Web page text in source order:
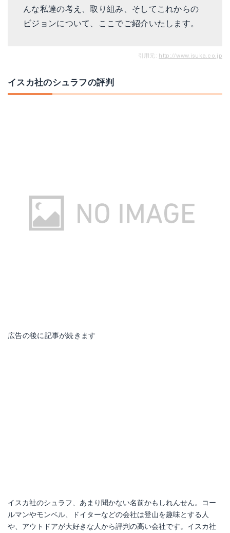
Yahoo!ショッピングで見る
Amazonで詳細を見る
んな私達の考え、取り組み、そしてこれからの
ビジョンについて、ここでご紹介いたします。
引用元: http://www.isuka.co.jp
イスカ社のシュラフの評判
広告の後に記事が続きます
イスカ社のシュラフ、あまり聞かない名前かもしれんせん。コー
ルマンやモンベル、ドイターなどの会社は登山を趣味とする人
や、アウトドアが大好きな人から評判の高い会社です。イスカ社